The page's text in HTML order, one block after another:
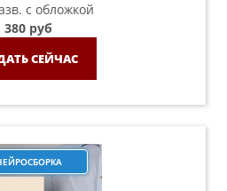
с обложкой
380 руб
СЕЙЧАС